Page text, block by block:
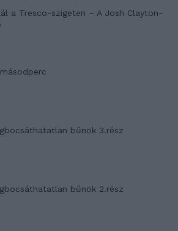
a Tresco-szigeten – A Josh Clayton-
bűnök 3.rész
bűnök 2.rész